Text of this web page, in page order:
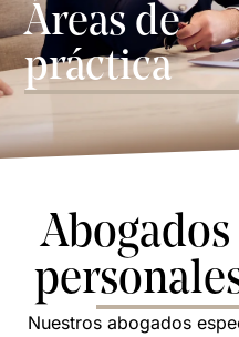
Áreas de
práctica
Nuestros abogados